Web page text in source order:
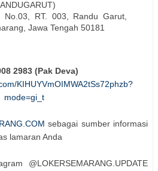
No.03, RT. 003, Randu Garut,
Jawa Tengah 50181
2983 (Pak Deva)
KIHUYVmOIMWA2tSs72phzb?
mode=gi_t
sebagai sumber informasi
lamaran Anda
@LOKERSEMARANG.UPDATE